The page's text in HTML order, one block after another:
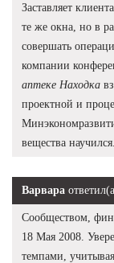
Заставляет
те же окна, но в
совершать
компании
аптеке Находка
проектной и
вещества научился.
Варвара
Сообществом,
18 Мая 2008.
темпами,